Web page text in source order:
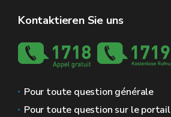
Kontaktieren Sie uns
Pour toute question générale
Pour toute question sur le portail